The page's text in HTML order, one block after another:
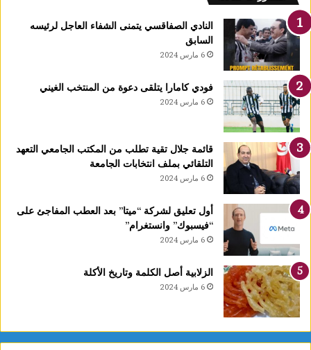
النادي الصفاقسي يتمنى الشفاء العاجل لرئيسه
السابق
6 مارس 2024
فودي كامارا يتلقى دعوة من المنتخب الغيني
6 مارس 2024
قائمة جلال تقية تطلب من المكتب الجامعي التعهد
التلقائي بملف انتخابات الجامعة
6 مارس 2024
أول تعليق لشركة “ميتا” بعد العطب المفاجئ على
“فيسبوك” وانستغرام”
6 مارس 2024
الزلابية أصل الكلمة وتاريخ الأكلة
6 مارس 2024